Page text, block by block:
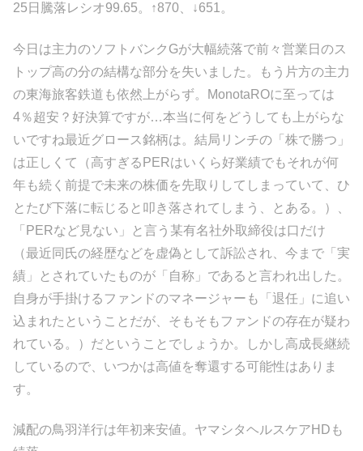
25日騰落レシオ99.65。↑870、↓651。
今日は主力のソフトバンクGが大幅続落で前々営業日のス
トップ高の分の結構な部分を失いました。もう片方の主力
の東海旅客鉄道も依然上がらず。MonotaROに至っては
4％超安？好決算ですが…本当に何をどうしても上がらな
いですね最近グロース銘柄は。結局リンチの「株で勝つ」
は正しくて（高すぎるPERはいくら好業績でもそれが何
年も続く前提で未来の株価を先取りしてしまっていて、ひ
とたび下落に転じると叩き落されてしまう、とある。）、
「PERなど見ない」と言う某有名社外取締役は口だけ
（最近同氏の経歴などを虚偽として訴訟され、今まで「実
績」とされていたものが「自称」であると言われ出した。
自身が手掛けるファンドのマネージャーも「退任」に追い
込まれたということだが、そもそもファンドの存在が疑わ
れている。）だということでしょうか。しかし高成長継続
しているので、いつかは高値を奪還する可能性はありま
す。
減配の鳥羽洋行は年初来安値。ヤマシタヘルスケアHDも